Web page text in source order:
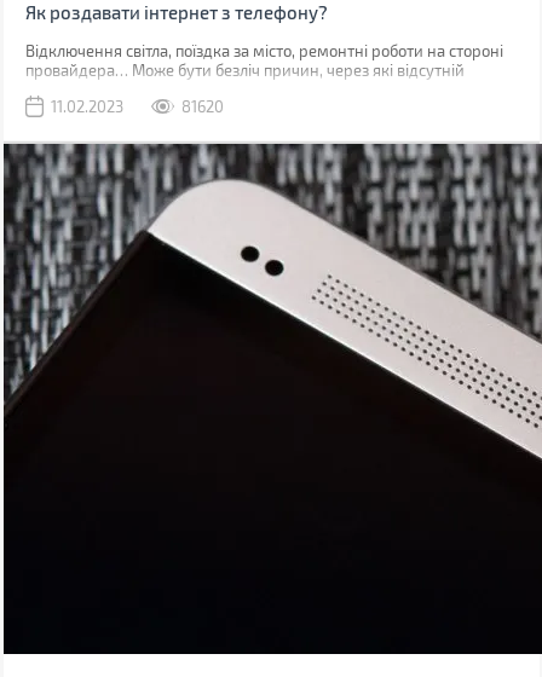
Як роздавати інтернет з телефону?
Відключення світла, поїздка за місто, ремонтні роботи на стороні
провайдера… Може бути безліч причин, через які відсутній
мобільна мережа, звичайно, якщо ви знаходитесь у зоні її
11.02.2023 81620